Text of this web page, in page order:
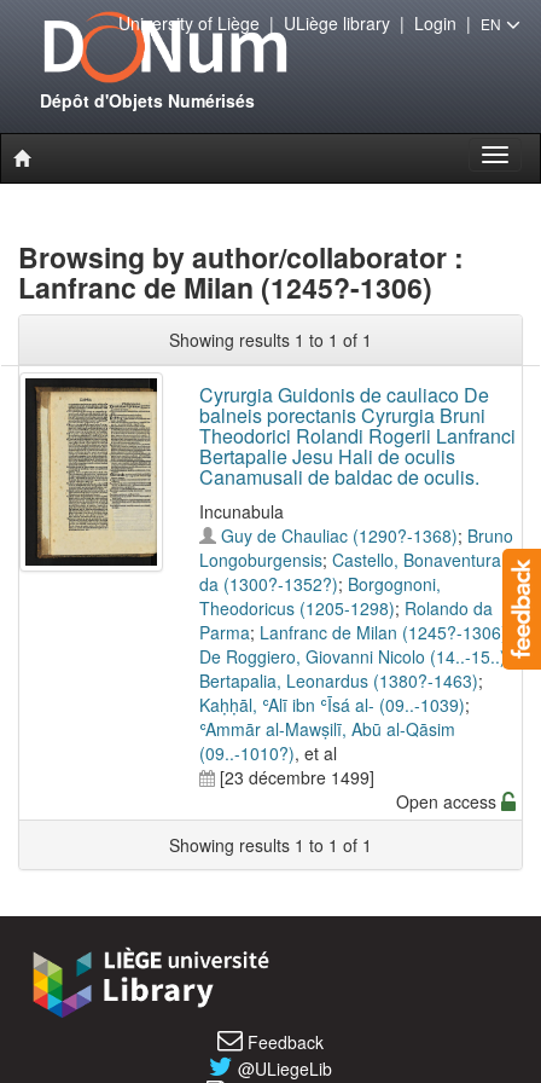
Dépôt d'Objets Numérisés
University of Liège| ULiège library| Login | EN
Browsing by author/collaborator :
Lanfranc de Milan (1245?-1306)
Showing results 1 to 1 of 1
Cyrurgia Guidonis de cauliaco De
balneis porectanis Cyrurgia Bruni
Theodorici Rolandi Rogerii Lanfranci
Bertapalie Jesu Hali de oculis
Canamusali de baldac de oculis.
Incunabula
Guy de Chauliac (1290?-1368); Bruno
Longoburgensis; Castello, Bonaventura
da (1300?-1352?); Borgognoni,
Theodoricus (1205-1298); Rolando da
Parma; Lanfranc de Milan (1245?-1306)
De Roggiero, Giovanni Nicolo (14..-15..) ;
Bertapalia, Leonardus (1380?-1463);
Kaḥḥāl, ʿAlī ibn ʿĪsá al- (09..-1039);
ʿAmmār al-Mawṣilī, Abū al-Qāsim
(09..-1010?), et al
[23 décembre 1499]
Open access
Showing results 1 to 1 of 1
Feedback
@ULiegeLib